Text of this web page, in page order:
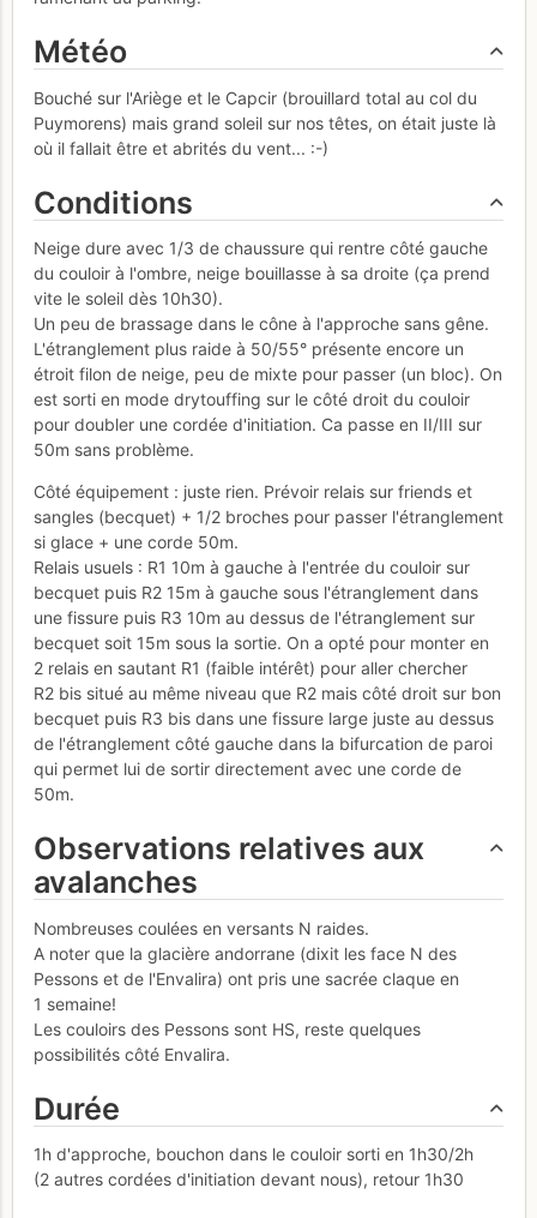
Météo
Bouché sur l'Ariège et le Capcir (brouillard total au col du
Puymorens) mais grand soleil sur nos têtes, on était juste là
où il fallait être et abrités du vent... :-)
Conditions
Neige dure avec 1/3 de chaussure qui rentre côté gauche
du couloir à l'ombre, neige bouillasse à sa droite (ça prend
vite le soleil dès 10h30).
Un peu de brassage dans le cône à l'approche sans gêne.
L'étranglement plus raide à 50/55° présente encore un
étroit filon de neige, peu de mixte pour passer (un bloc). On
est sorti en mode drytouffing sur le côté droit du couloir
pour doubler une cordée d'initiation. Ca passe en II/III sur
50m sans problème.
Côté équipement : juste rien. Prévoir relais sur friends et
sangles (becquet) + 1/2 broches pour passer l'étranglement
si glace + une corde 50m.
Relais usuels : R1 10m à gauche à l'entrée du couloir sur
becquet puis R2 15m à gauche sous l'étranglement dans
une fissure puis R3 10m au dessus de l'étranglement sur
becquet soit 15m sous la sortie. On a opté pour monter en
2 relais en sautant R1 (faible intérêt) pour aller chercher
R2 bis situé au même niveau que R2 mais côté droit sur bon
becquet puis R3 bis dans une fissure large juste au dessus
de l'étranglement côté gauche dans la bifurcation de paroi
qui permet lui de sortir directement avec une corde de
50m.
Observations relatives aux
avalanches
Nombreuses coulées en versants N raides.
A noter que la glacière andorrane (dixit les face N des
Pessons et de l'Envalira) ont pris une sacrée claque en
1 semaine!
Les couloirs des Pessons sont HS, reste quelques
possibilités côté Envalira.
Durée
1h d'approche, bouchon dans le couloir sorti en 1h30/2h
(2 autres cordées d'initiation devant nous), retour 1h30